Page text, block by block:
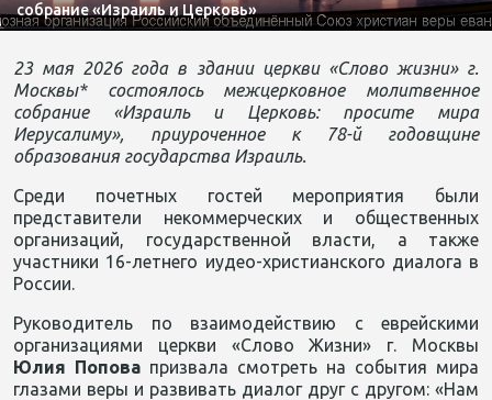
собрание «Израиль и Церковь»
23 мая 2026 года в здании церкви «Слово жизни» г.
Москвы* состоялось межцерковное молитвенное
собрание «Израиль и Церковь: просите мира
Иерусалиму», приуроченное к 78-й годовщине
образования государства Израиль.
Среди почетных гостей мероприятия были
представители некоммерческих и общественных
организаций, государственной власти, а также
участники 16-летнего иудео-христианского диалога в
России.
Руководитель по взаимодействию с еврейскими
организациями церкви «Слово Жизни» г. Москвы
Юлия Попова призвала смотреть на события мира
глазами веры и развивать диалог друг с другом: «Нам